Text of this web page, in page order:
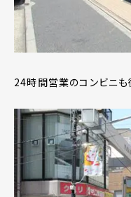
24時間営業のコンビニ